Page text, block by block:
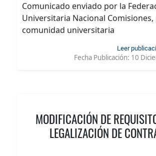
Comunicado enviado por la
Universitaria Nacional
comunidad universitaria
Leer
Fecha Publicación: 10
MODIFICACIÓN DE
LEGALIZACIÓN DE